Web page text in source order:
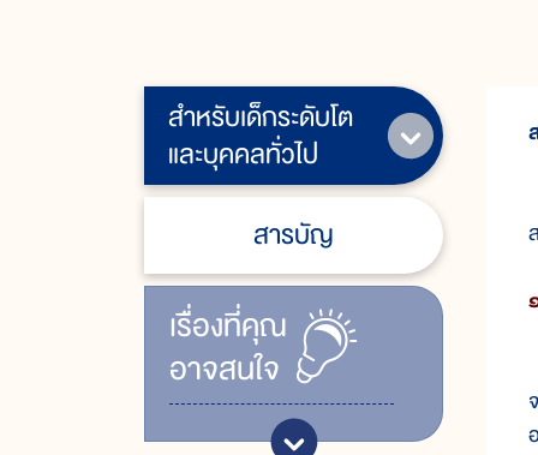
สำหรับเด็กระดับโต
และบุคคลทั่วไป
สารบัญ
เรื่ิองที่คุณ
อาจสนใจ